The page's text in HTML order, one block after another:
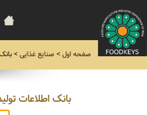
صفحه اول> صنایع غذایی>
بانک اطلاعات